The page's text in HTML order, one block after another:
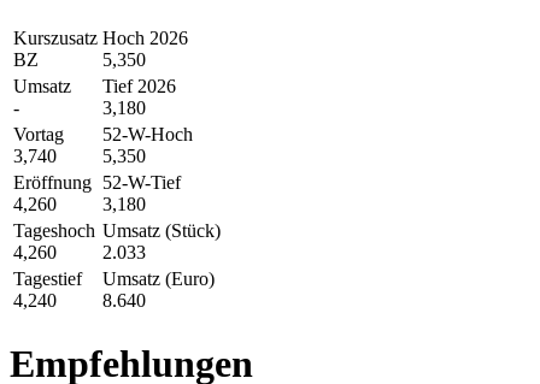
Kurszusatz
BZ
Hoch 2026
5,350
Umsatz
-
Tief 2026
3,180
Vortag
3,740
52-W-Hoch
5,350
Eröffnung
4,260
52-W-Tief
3,180
Tageshoch
4,260
Umsatz (Stück)
2.033
Tagestief
4,240
Umsatz (Euro)
8.640
Empfehlungen